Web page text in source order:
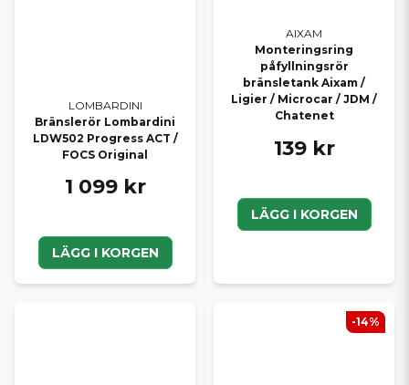
LOMBARDINI
Bränslerör Lombardini
LDW502 Progress ACT /
FOCS Original
1 099 kr
LÄGG I KORGEN
AIXAM
Monteringsring
påfyllningsrör
bränsletank Aixam /
Ligier / Microcar / JDM /
Chatenet
139 kr
LÄGG I KORGEN
-14%